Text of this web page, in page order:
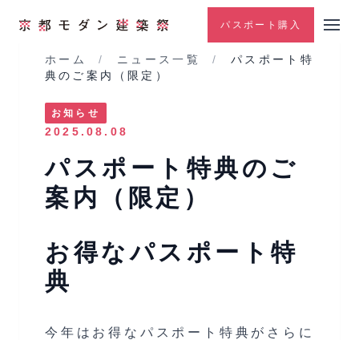
パスポート購入
ホーム / ニュース一覧 /
パスポート特
典のご案内（限定）
お知らせ
2025.08.08
パスポート特典のご
案内（限定）
お得なパスポート特
典
今年はお得なパスポート特典がさらに